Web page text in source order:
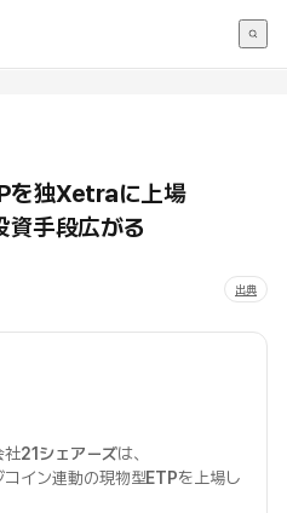
を独Xetraに上場
資手段広がる
出典
社21シェアーズは、
コイン連動の現物型ETPを上場し